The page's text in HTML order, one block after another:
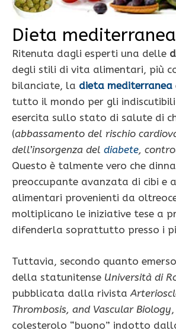
Dieta
Ritenuta dagli esperti una delle
degli stili di vita alimentari, più
bilanciate, la dieta mediterranea
tutto il mondo per gli indiscutibili
esercita sullo stato di salute di
(abbassamento del rischio
dell’insorgenza del diabete,
Questo è talmente vero che
preoccupante avanzata di cibi e
alimentari provenienti da
moltiplicano le iniziative tese a
difenderla soprattutto presso i
Tuttavia, secondo quanto
della statunitense Università di
pubblicata dalla rivista
Thrombosis, and Vascular Biology
colesterolo “buono” indotto